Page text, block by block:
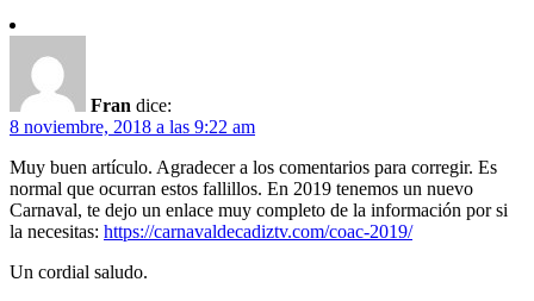
Fran dice:
8 noviembre, 2018 a las 9:22 am
Muy buen artículo. Agradecer a los comentarios para corregir. Es
normal que ocurran estos fallillos. En 2019 tenemos un nuevo
Carnaval, te dejo un enlace muy completo de la información por si
la necesitas: https://carnavaldecadiztv.com/coac-2019/
Un cordial saludo.